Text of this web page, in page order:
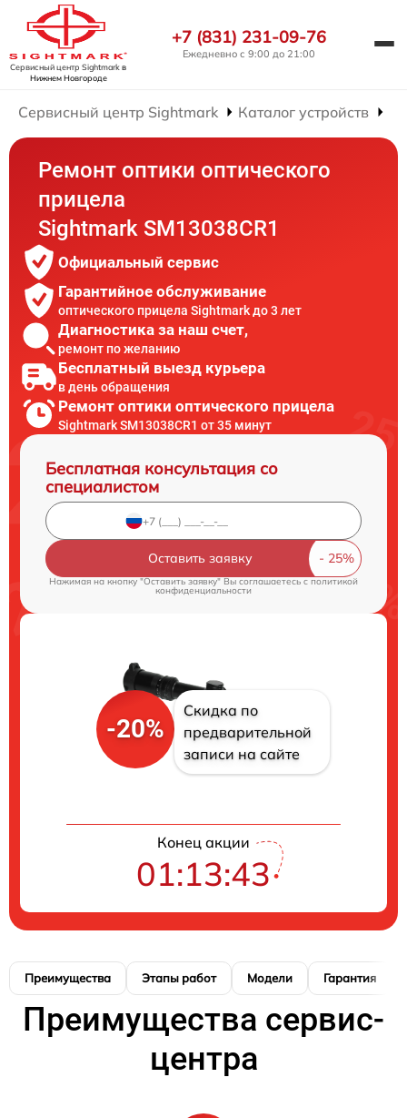
Сервисный центр Sightmarkв
Нижнем Новгороде
+7 (831) 231-09-76
Ежедневно с 9:00 до 21:00
Сервисный центр Sightmark Каталог устройств
Ремонт оптики оптического
прицела
Sightmark SM13038CR1
Официальный сервис
Гарантийное обслуживание
оптического прицела Sightmark до 3 лет
Диагностика за наш счет,
ремонт по желанию
Бесплатный выезд курьера
в день обращения
Ремонт оптики оптического прицела
Sightmark SM13038CR1 от 35 минут
Бесплатная консультация со
специалистом
Оставить заявку
Нажимая на кнопку "Оставить заявку" Вы соглашаетесь cполитикой
конфиденциальности
-20%
Скидка по
предварительной
записи на сайте
Конец акции
01:13:42
Преимущества Этапы работ Модели Гарантия
Преимущества сервис-
центра